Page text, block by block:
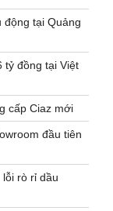
động tại Quảng
tỷ đồng tại Việt
cấp Ciaz mới
đầu tiên
rò rỉ dầu